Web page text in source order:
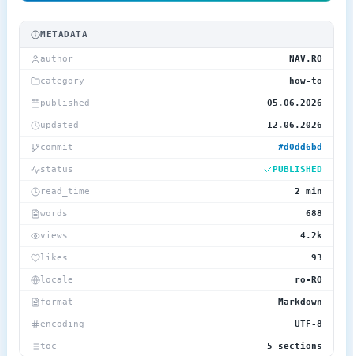
METADATA
author NAV.RO
category how-to
published 05.06.2026
updated 12.06.2026
commit #d0dd6bd
status PUBLISHED
read_time 2 min
words 688
views 4.2k
likes 93
locale ro-RO
format Markdown
encoding UTF-8
toc 5 sections